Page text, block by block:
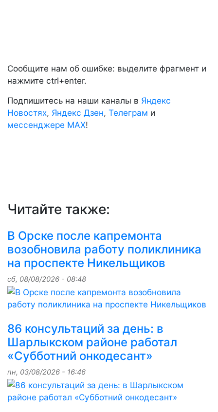
Сообщите нам об ошибке: выделите фрагмент и
нажмите ctrl+enter.
Подпишитесь на наши каналы в Яндекс
Новостях, Яндекс Дзен, Телеграм и
мессенджере MAX!
Читайте также:
В Орске после капремонта
возобновила работу поликлиника
на проспекте Никельщиков
сб, 08/08/2026 - 08:48
86 консультаций за день: в
Шарлыкском районе работал
«Субботний онкодесант»
пн, 03/08/2026 - 16:46